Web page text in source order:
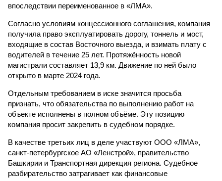
впоследствии переименованное в «ЛМА».
Согласно условиям концессионного соглашения, компания
получила право эксплуатировать дорогу, тоннель и мост,
входящие в состав Восточного выезда, и взимать плату с
водителей в течение 25 лет. Протяжённость новой
магистрали составляет 13,9 км. Движение по ней было
открыто в марте 2024 года.
Отдельным требованием в иске значится просьба
признать, что обязательства по выполнению работ на
объекте исполнены в полном объёме. Эту позицию
компания просит закрепить в судебном порядке.
В качестве третьих лиц в деле участвуют ООО «ЛМА»,
санкт-петербургское АО «Ленстрой», правительство
Башкирии и Транспортная дирекция региона. Судебное
разбирательство затрагивает как финансовые